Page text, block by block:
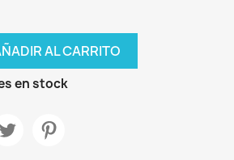
AL CARRITO
en stock